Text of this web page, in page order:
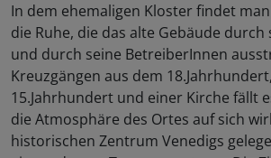
In dem ehemaligen Kloster findet
die Ruhe, die das alte Gebäude durch
und durch seine BetreiberInnen
Kreuzgängen aus dem
15.Jahrhundert und einer Kirche fällt
die Atmosphäre des Ortes auf sich
historischen Zentrum Venedigs